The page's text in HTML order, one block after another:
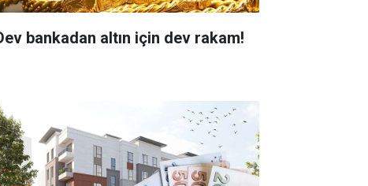
bankadan altın için dev rakam!